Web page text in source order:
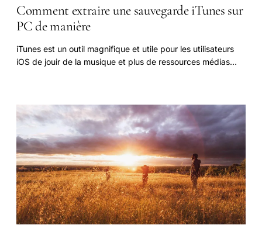
Comment extraire une sauvegarde iTunes sur
PC de manière
iTunes est un outil magnifique et utile pour les utilisateurs
iOS de jouir de la musique et plus de ressources médias